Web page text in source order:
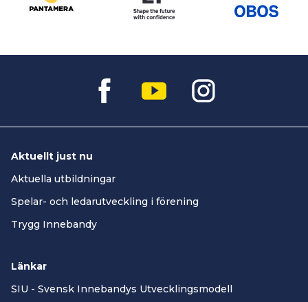
Aktuellt just nu
Aktuella utbildningar
Spelar- och ledarutveckling i förening
Trygg Innebandy
Länkar
SIU - Svensk Innebandys Utvecklingsmodell